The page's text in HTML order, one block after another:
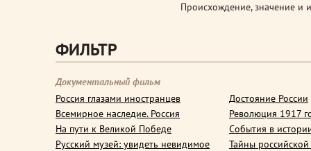
Происхождение, значение и
ФИЛЬТР
Документальный фильм
Россия глазами иностранцев
Всемирное наследие. Россия
На пути к Великой Победе
Русский музей: увидеть невидимое
Достояние России
Революция 1917
События в
Тайны